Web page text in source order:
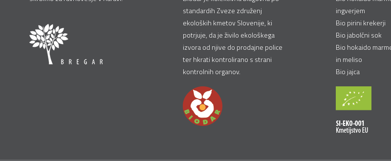
standardih Zveze združenj
ekoloških kmetov Slovenije, ki
potrjuje, da je živilo ekološkega
izvora od njive do prodajne police
ter hkrati kontrolirano s strani
kontrolnih organov.
ingverjem
Bio pirini krekerji
Bio jabolčni sok
Bio hokaido
in meliso
Bio jajca